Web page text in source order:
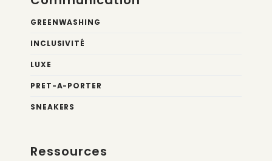
GREENWASHING
INCLUSIVITÉ
LUXE
PRET-A-PORTER
SNEAKERS
Ressources